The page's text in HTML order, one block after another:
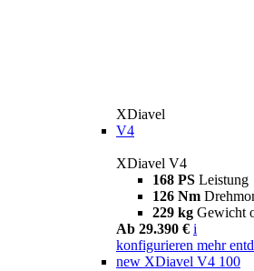
XDiavel
V4
XDiavel V4
168 PS Leistung
126 Nm
229 kg Gewicht
Ab 29.390 € i
konfigurieren mehr
new XDiavel V4 100